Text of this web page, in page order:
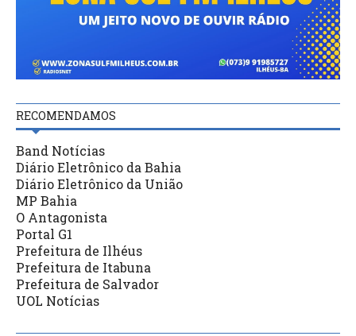
RECOMENDAMOS
Band Notícias
Diário Eletrônico da Bahia
Diário Eletrônico da União
MP Bahia
O Antagonista
Portal G1
Prefeitura de Ilhéus
Prefeitura de Itabuna
Prefeitura de Salvador
UOL Notícias